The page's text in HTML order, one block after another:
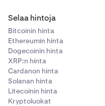
Selaa hintoja
Bitcoinin hinta
Ethereumin hinta
Dogecoinin hinta
XRP:n hinta
Cardanon hinta
Solanan hinta
Litecoinin hinta
Kryptoluokat